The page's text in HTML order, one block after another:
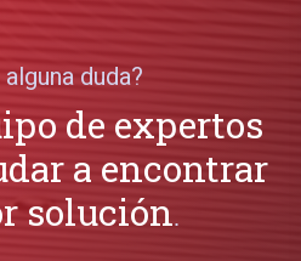
duda?
de expertos
a encontrar
solución.